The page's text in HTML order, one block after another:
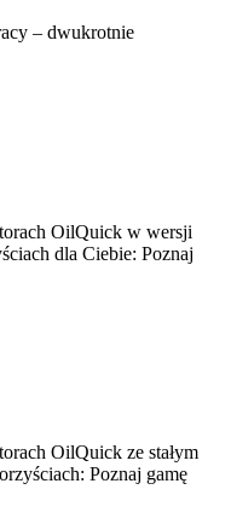
– dwukrotnie
OilQuick w wersji
dla Ciebie: Poznaj
OilQuick ze stałym
Poznaj gamę